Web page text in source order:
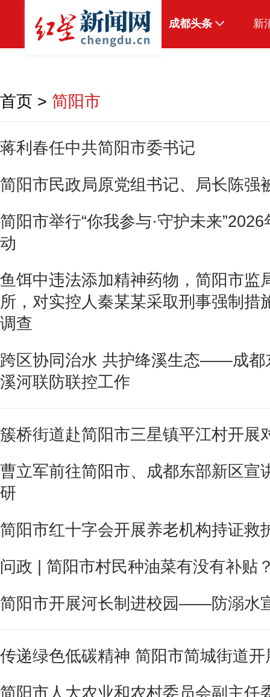
成都头条
头条智造
传真机
公示
新
首页 > 简阳市
蒋利春任中共简阳市委书记
简阳市民政局原党组书记、局长陈强
简阳市举行“你我参与·守护未来
动
鱼饵中违法添加精神药物，简阳市监
所，对实控人秦某某采取刑事强制措
调查
跨区协同治水 共护绛溪生态——成都
溪河联防联控工作
簇桥街道赴简阳市三星镇平江村开展
曹立军前往简阳市、成都东部新区宣
研
简阳市红十字会开展养老机构持证救
问政 | 简阳市村民种油菜有没有补贴
简阳市开展河长制进校园——防溺水
传递绿色低碳精神 简阳市简城街道
简阳市人大农业和农村委员会副主任